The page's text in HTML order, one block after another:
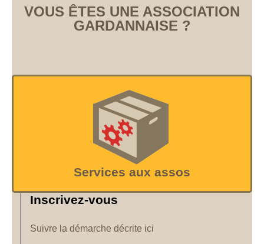
VOUS ÊTES UNE ASSOCIATION
GARDANNAISE ?
Services aux assos
Inscrivez-vous
Suivre la démarche décrite ici